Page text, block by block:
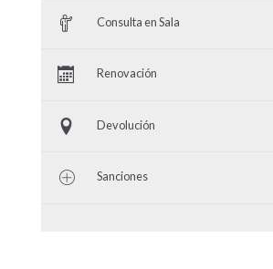
Consulta en Sala
Renovación
Devolución
Sanciones